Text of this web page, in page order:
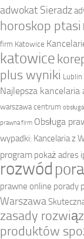
adwokat Sieradz
horoskop ptasi
firm Katowice
katowice
plus wyniki Lublin
Najlepsza
warszawa centrum
prawna firm Obsługa
wypadki: Kancelaria z
program pokaż adres
rozwód
prawne online porady
Warszawa
zasady
produktów